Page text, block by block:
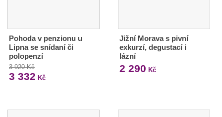
Pohoda v penzionu u
Lipna se snídaní či
polopenzí
3 920 Kč
3 332 Kč
Jižní Morava s pivní
exkurzí, degustací i
lázní
2 290 Kč